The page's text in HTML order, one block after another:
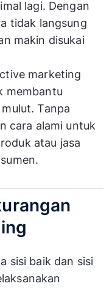
lagi. Dengan
tidak langsung
makin disukai
marketing
membantu
Tanpa
cara alami untuk
atau jasa
sisi baik dan sisi